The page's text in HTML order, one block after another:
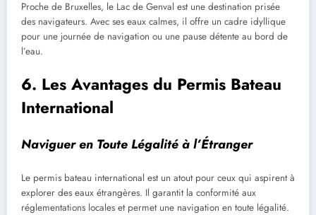
Proche de Bruxelles, le Lac de Genval est une destination prisée
des navigateurs. Avec ses eaux calmes, il offre un cadre idyllique
pour une journée de navigation ou une pause détente au bord de
l’eau.
6. Les Avantages du Permis Bateau
International
Naviguer en Toute Légalité à l’Étranger
Le permis bateau international est un atout pour ceux qui aspirent à
explorer des eaux étrangères. Il garantit la conformité aux
réglementations locales et permet une navigation en toute légalité.